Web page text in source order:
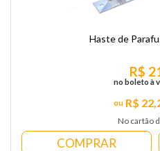
Haste de
R$
No cartão
R$
no boleto à
COMPRAR